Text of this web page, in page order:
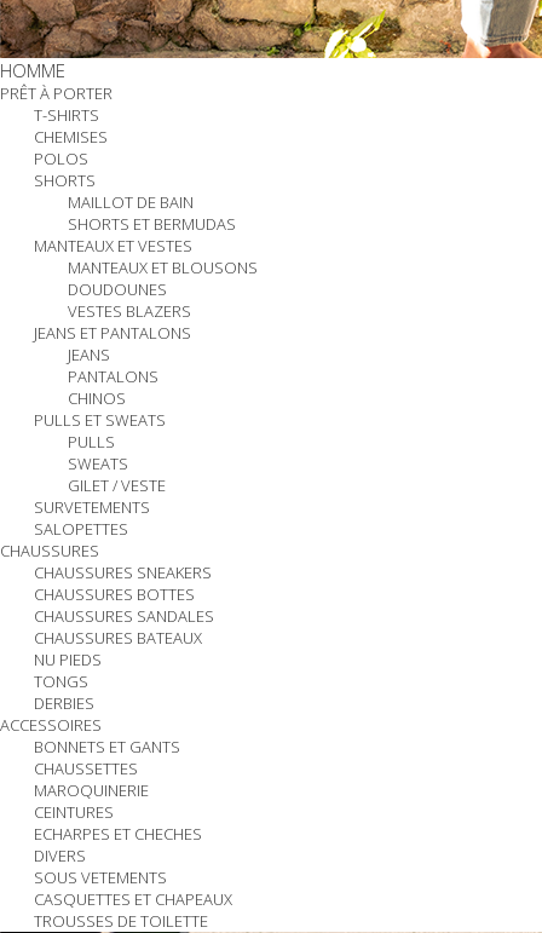
HOMME
PRÊT À PORTER
T-SHIRTS
CHEMISES
POLOS
SHORTS
MAILLOT DE BAIN
SHORTS ET BERMUDAS
MANTEAUX ET VESTES
MANTEAUX ET BLOUSONS
DOUDOUNES
VESTES BLAZERS
JEANS ET PANTALONS
JEANS
PANTALONS
CHINOS
PULLS ET SWEATS
PULLS
SWEATS
GILET / VESTE
SURVETEMENTS
SALOPETTES
CHAUSSURES
CHAUSSURES SNEAKERS
CHAUSSURES BOTTES
CHAUSSURES SANDALES
CHAUSSURES BATEAUX
NU PIEDS
TONGS
DERBIES
ACCESSOIRES
BONNETS ET GANTS
CHAUSSETTES
MAROQUINERIE
CEINTURES
ECHARPES ET CHECHES
DIVERS
SOUS VETEMENTS
CASQUETTES ET CHAPEAUX
TROUSSES DE TOILETTE